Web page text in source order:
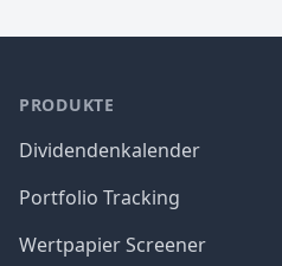
PRODUKTE
Dividendenkalender
Portfolio Tracking
Wertpapier Screener